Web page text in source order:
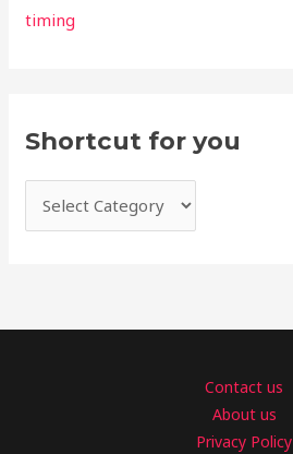
timing
Shortcut for you
Contact us
About us
Privacy Policy